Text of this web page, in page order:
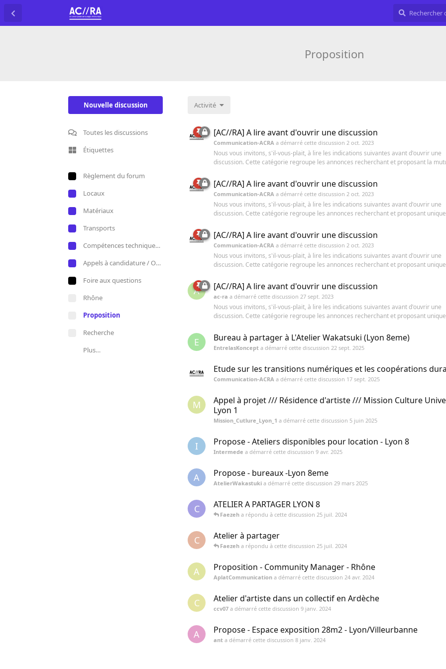
Proposition
Nouvelle discussion
Toutes les discussions
Étiquettes
Règlement du forum
Locaux
Matériaux
Transports
Compétences techniques et savoir-faire
Appels à candidature / Offres d'emploi
Foire aux questions
Rhône
Proposition
Recherche
Plus…
Activité
[AC//RA] A lire avant d'ouvrir une discussion
Communication-ACRA a démarré cette discussion 2 oct. 2023
Nous vous invitons, s'il-vous-plait, à lire les indications suivantes avant d'ouvrir une
discussion. Cette catégorie regroupe les annonces recherchant et proposant la
[AC//RA] A lire avant d'ouvrir une discussion
Communication-ACRA a démarré cette discussion 2 oct. 2023
Nous vous invitons, s'il-vous-plait, à lire les indications suivantes avant d'ouvrir une
discussion. Cette catégorie regroupe les annonces recherchant et proposant
[AC//RA] A lire avant d'ouvrir une discussion
Communication-ACRA a démarré cette discussion 2 oct. 2023
Nous vous invitons, s'il-vous-plait, à lire les indications suivantes avant d'ouvrir une
discussion. Cette catégorie regroupe les annonces recherchant et proposant
A [AC//RA] A lire avant d'ouvrir une discussion
ac-ra a démarré cette discussion 27 sept. 2023
Nous vous invitons, s'il-vous-plait, à lire les indications suivantes avant d'ouvrir une
discussion. Cette catégorie regroupe les annonces recherchant et proposant
E Bureau à partager à L'Atelier Wakatsuki (Lyon 8eme)
EntrelasKoncept a démarré cette discussion 22 sept. 2025
Etude sur les transitions numériques et les coopérations
Communication-ACRA a démarré cette discussion 17 sept. 2025
M
Appel à projet /// Résidence d'artiste /// Mission Culture
Lyon 1
Mission_Cutlure_Lyon_1 a démarré cette discussion 5 juin 2025
I Propose - Ateliers disponibles pour location - Lyon 8
Intermede a démarré cette discussion 9 avr. 2025
A Propose - bureaux -Lyon 8eme
AtelierWakastuki a démarré cette discussion 29 mars 2025
C ATELIER A PARTAGER LYON 8
Faezeh a répondu à cette discussion 25 juil. 2024
C Atelier à partager
Faezeh a répondu à cette discussion 25 juil. 2024
A Proposition - Community Manager - Rhône
AplatCommunication a démarré cette discussion 24 avr. 2024
C Atelier d'artiste dans un collectif en Ardèche
ccv07 a démarré cette discussion 9 janv. 2024
A Propose - Espace exposition 28m2 - Lyon/Villeurbanne
ant a démarré cette discussion 8 janv. 2024